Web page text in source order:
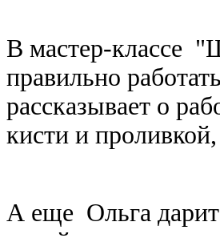
В мастер-классе
правильно
рассказывает о
кисти и
А еще Ольга